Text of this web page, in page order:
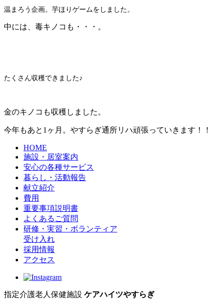
温まろう企画。芋ほりゲームをしました。
中には、毒キノコも・・・。
たくさん収穫できました♪
金のキノコも収穫しました。
今年もあと1ヶ月。やすらぎ通所リハ頑張っていきます！！
HOME
施設・居室案内
安心の各種サービス
暮らし・活動報告
献立紹介
費用
重要事項説明書
よくあるご質問
研修・実習・ボランティア
受け入れ
採用情報
アクセス
指定介護老人保健施設 ケアハイツやすらぎ